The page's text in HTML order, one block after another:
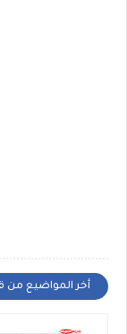
أخر المواضيع من